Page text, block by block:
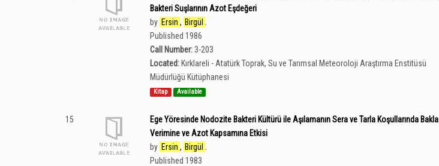
Bakteri Suşlarının Azot Eşdeğeri
by Ersin , Birgül
Published 1986
Call Number: 3-203
Located: Kırklareli - Atatürk Toprak, Su ve Tarımsal Meteoroloji Araştırma Enstitüsü
Müdürlüğü Kütüphanesi
Kitap Available
15
Ege Yöresinde Nodozite Bakteri Kültürü ile Aşılamanın Sera ve Tarla Koşullarında Bakla
Verimine ve Azot Kapsamına Etkisi
by Ersin , Birgül
Published 1983